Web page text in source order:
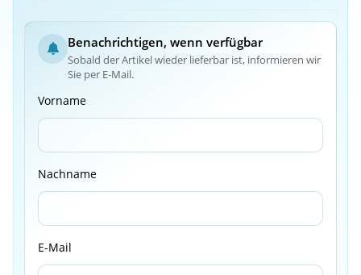
Benachrichtigen, wenn verfügbar
Sobald der Artikel wieder lieferbar ist, informieren wir
Sie per E-Mail.
Vorname
Nachname
E-Mail